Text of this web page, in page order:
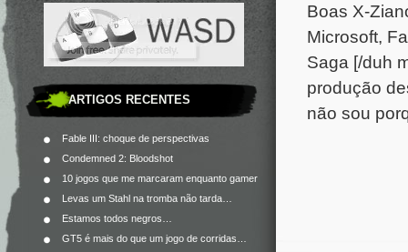
ARTIGOS RECENTES
Fable III: choque de perspectivas
Condemned 2: Bloodshot
10 jogos que me marcaram enquanto gamer
Levas um Stahl na tromba não tarda…
Estamos todos negros…
GT5 é mais do que um jogo de corridas…
Boas X-
Microsoft,
Saga [/duh
produção
não sou